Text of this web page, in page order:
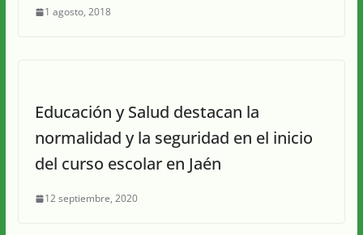
1 agosto, 2018
Educación y Salud destacan la
normalidad y la seguridad en el inicio
del curso escolar en Jaén
12 septiembre, 2020